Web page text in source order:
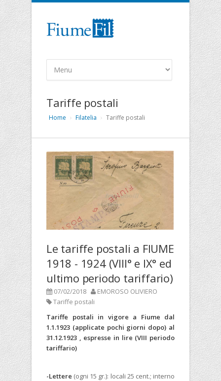
Tariffe postali
Home Filatelia Tariffe postali
Le tariffe postali a FIUME
1918 - 1924 (VIII° e IX° ed
ultimo periodo tariffario)
07/02/2018
EMOROSO OLIVIERO
Tariffe postali
Tariffe postali in vigore a Fiume dal
1.1.1923 (applicate pochi giorni dopo) al
31.12.1923 , espresse in lire (VIII periodo
tariffario)
-Lettere (ogni 15 gr.): locali 25 cent.; interno